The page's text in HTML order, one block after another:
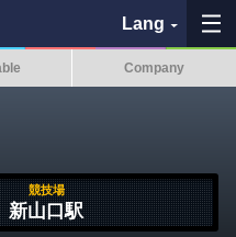
Lang
History
Company
競技場
新山口駅